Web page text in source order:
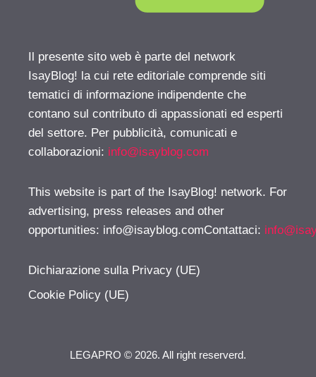
Il presente sito web è parte del network
IsayBlog! la cui rete editoriale comprende siti
tematici di informazione indipendente che
contano sul contributo di appassionati ed esperti
del settore. Per pubblicità, comunicati e
collaborazioni: info@isayblog.com
This website is part of the IsayBlog! network. For
advertising, press releases and other
opportunities: info@isayblog.comContattaci:
Dichiarazione sulla Privacy (UE)
Cookie Policy (UE)
LEGAPRO © 2026. All right reserverd.